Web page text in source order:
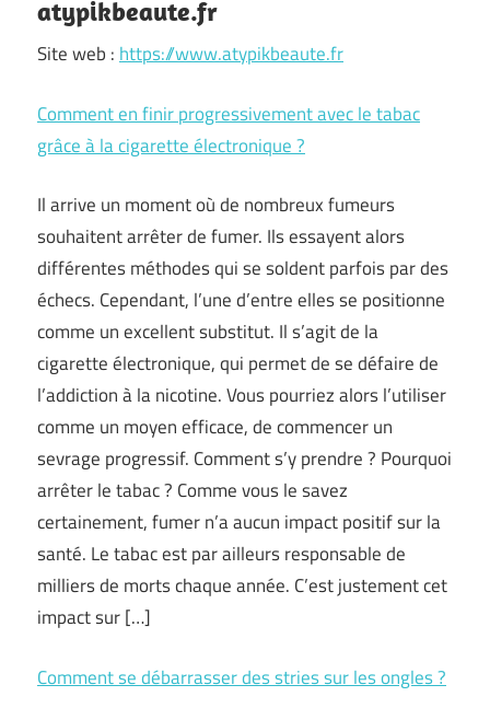
atypikbeaute.fr
Site web : https://www.atypikbeaute.fr
Comment en finir progressivement avec le tabac
grâce à la cigarette électronique ?
Il arrive un moment où de nombreux fumeurs
souhaitent arrêter de fumer. Ils essayent alors
différentes méthodes qui se soldent parfois par des
échecs. Cependant, l’une d’entre elles se positionne
comme un excellent substitut. Il s’agit de la
cigarette électronique, qui permet de se défaire de
l’addiction à la nicotine. Vous pourriez alors l’utiliser
comme un moyen efficace, de commencer un
sevrage progressif. Comment s’y prendre ? Pourquoi
arrêter le tabac ? Comme vous le savez
certainement, fumer n’a aucun impact positif sur la
santé. Le tabac est par ailleurs responsable de
milliers de morts chaque année. C’est justement cet
impact sur […]
Comment se débarrasser des stries sur les ongles ?